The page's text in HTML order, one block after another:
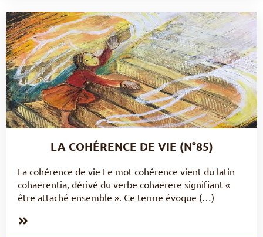
LA COHÉRENCE DE VIE (N°85)
La cohérence de vie Le mot cohérence vient du latin
cohaerentia, dérivé du verbe cohaerere signifiant «
être attaché ensemble ». Ce terme évoque (…)